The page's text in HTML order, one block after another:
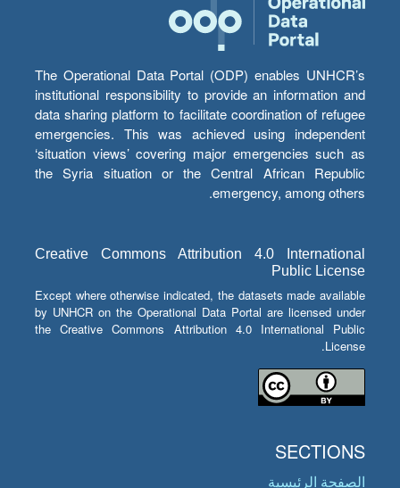
The Operational Data Portal (ODP) enables UNHCR’s
institutional responsibility to provide an information and
data sharing platform to facilitate coordination of refugee
emergencies. This was achieved using independent
‘situation views’ covering major emergencies such as
the Syria situation or the Central African Republic
emergency, among others.
Creative Commons Attribution 4.0 International
Public License
Except where otherwise indicated, the datasets made available
by UNHCR on the Operational Data Portal are licensed under
the Creative Commons Attribution 4.0 International Public
License.
SECTIONS
الصفحة الرئيسية